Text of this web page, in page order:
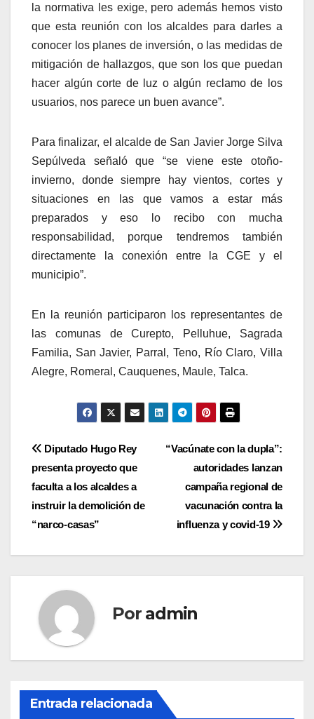
la normativa les exige, pero además hemos visto
que esta reunión con los alcaldes para darles a
conocer los planes de inversión, o las medidas de
mitigación de hallazgos, que son los que puedan
hacer algún corte de luz o algún reclamo de los
usuarios, nos parece un buen avance”.
Para finalizar, el alcalde de San Javier Jorge Silva
Sepúlveda señaló que “se viene este otoño-
invierno, donde siempre hay vientos, cortes y
situaciones en las que vamos a estar más
preparados y eso lo recibo con mucha
responsabilidad, porque tendremos también
directamente la conexión entre la CGE y el
municipio”.
En la reunión participaron los representantes de
las comunas de Curepto, Pelluhue, Sagrada
Familia, San Javier, Parral, Teno, Río Claro, Villa
Alegre, Romeral, Cauquenes, Maule, Talca.
Navegación
de
entradas
“Vacúnate con la dupla”:
autoridades lanzan
campaña regional de
vacunación contra la
influenza y covid-19
Diputado Hugo Rey
presenta proyecto que
faculta a los alcaldes a
instruir la demolición de
“narco-casas”
Por admin
Entrada relacionada